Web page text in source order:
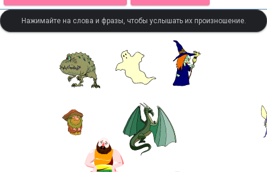
РАЗГОВОРНАЯ ПРАКТИКА АУДИРОВАНИЕ
Нажимайте на слова и фразы, чтобы услышать их произношение.